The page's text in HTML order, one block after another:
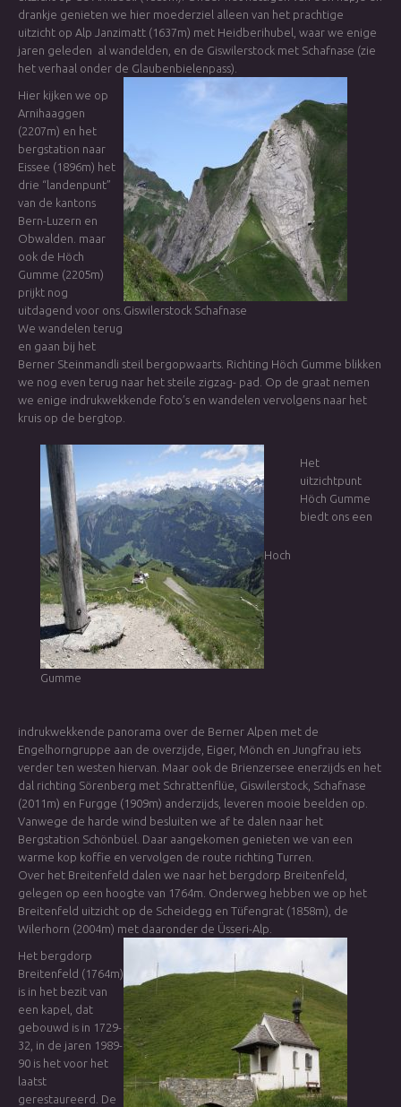
drankje genieten we hier moederziel alleen van het prachtige
uitzicht op Alp Janzimatt (1637m) met Heidberihubel, waar we enige
jaren geleden al wandelden, en de Giswilerstock met Schafnase (zie
het verhaal onder de Glaubenbielenpass).
Giswilerstock Schafnase
Hier kijken we op
Arnihaaggen
(2207m) en het
bergstation naar
Eissee (1896m) het
drie “landenpunt”
van de kantons
Bern-Luzern en
Obwalden. maar
ook de Höch
Gumme (2205m)
prijkt nog
uitdagend voor ons.
We wandelen terug
en gaan bij het
Berner Steinmandli steil bergopwaarts. Richting Höch Gumme blikken
we nog even terug naar het steile zigzag- pad. Op de graat nemen
we enige indrukwekkende foto’s en wandelen vervolgens naar het
kruis op de bergtop.
Hoch
Gumme
Het
uitzichtpunt
Höch Gumme
biedt ons een
indrukwekkende panorama over de Berner Alpen met de
Engelhorngruppe aan de overzijde, Eiger, Mönch en Jungfrau iets
verder ten westen hiervan. Maar ook de Brienzersee enerzijds en het
dal richting Sörenberg met Schrattenflüe, Giswilerstock, Schafnase
(2011m) en Furgge (1909m) anderzijds, leveren mooie beelden op.
Vanwege de harde wind besluiten we af te dalen naar het
Bergstation Schönbüel. Daar aangekomen genieten we van een
warme kop koffie en vervolgen de route richting Turren.
Over het Breitenfeld dalen we naar het bergdorp Breitenfeld,
gelegen op een hoogte van 1764m. Onderweg hebben we op het
Breitenfeld uitzicht op de Scheidegg en Tüfengrat (1858m), de
Wilerhorn (2004m) met daaronder de Üsseri-Alp.
Het bergdorp
Breitenfeld (1764m)
is in het bezit van
een kapel, dat
gebouwd is in 1729-
32, in de jaren 1989-
90 is het voor het
laatst
gerestaureerd. De